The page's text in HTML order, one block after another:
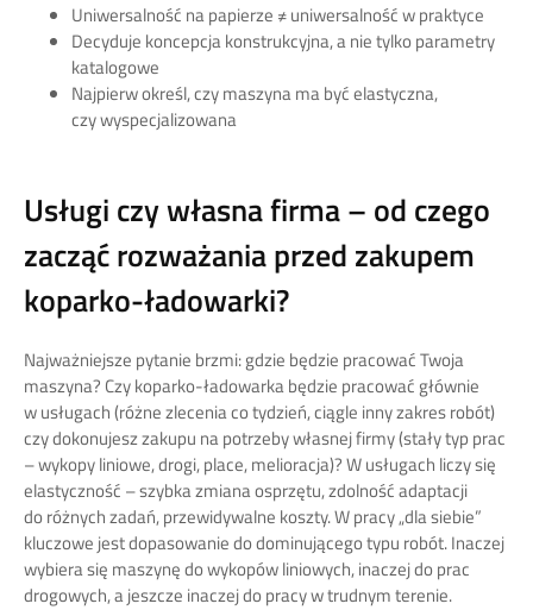
Uniwersalność na papierze ≠ uniwersalność w praktyce
Decyduje koncepcja konstrukcyjna, a nie tylko parametry
katalogowe
Najpierw określ, czy maszyna ma być elastyczna,
czy wyspecjalizowana
Usługi czy własna firma – od czego
zacząć rozważania przed zakupem
koparko-ładowarki?
Najważniejsze pytanie brzmi: gdzie będzie pracować Twoja
maszyna? Czy koparko-ładowarka będzie pracować głównie
w usługach (różne zlecenia co tydzień, ciągle inny zakres robót)
czy dokonujesz zakupu na potrzeby własnej firmy (stały typ prac
– wykopy liniowe, drogi, place, melioracja)? W usługach liczy się
elastyczność – szybka zmiana osprzętu, zdolność adaptacji
do różnych zadań, przewidywalne koszty. W pracy „dla siebie”
kluczowe jest dopasowanie do dominującego typu robót. Inaczej
wybiera się maszynę do wykopów liniowych, inaczej do prac
drogowych, a jeszcze inaczej do pracy w trudnym terenie.